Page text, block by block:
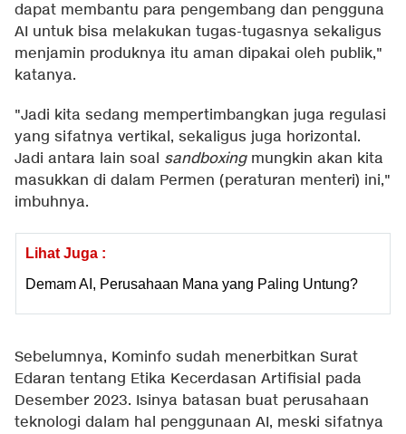
dapat membantu para pengembang dan pengguna
AI untuk bisa melakukan tugas-tugasnya sekaligus
menjamin produknya itu aman dipakai oleh publik,"
katanya.
"Jadi kita sedang mempertimbangkan juga regulasi
yang sifatnya vertikal, sekaligus juga horizontal.
Jadi antara lain soal sandboxingmungkin akan kita
masukkan di dalam Permen (peraturan menteri) ini,"
imbuhnya.
Lihat Juga :
Demam AI, Perusahaan Mana yang Paling Untung?
Sebelumnya, Kominfo sudah menerbitkan Surat
Edaran tentang Etika Kecerdasan Artifisial pada
Desember 2023. Isinya batasan buat perusahaan
teknologi dalam hal penggunaan AI, meski sifatnya